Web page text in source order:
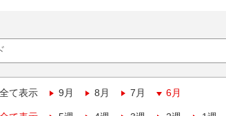
全て表示 9月 8月 7月 6月